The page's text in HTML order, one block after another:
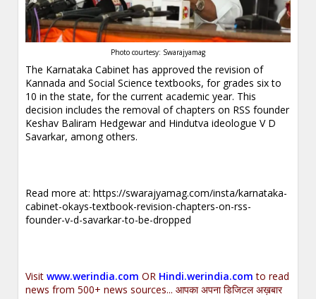
Photo courtesy: Swarajyamag
The Karnataka Cabinet has approved the revision of
Kannada and Social Science textbooks, for grades six to
10 in the state, for the current academic year. This
decision includes the removal of chapters on RSS founder
Keshav Baliram Hedgewar and Hindutva ideologue V D
Savarkar, among others.
Read more at:https://swarajyamag.com/insta/karnataka-
cabinet-okays-textbook-revision-chapters-on-rss-
founder-v-d-savarkar-to-be-dropped
Visitwww.werindia.com OR Hindi.werindia.com to read
news from 500+ news sources... आपका अपना डिजिटल अख़बार